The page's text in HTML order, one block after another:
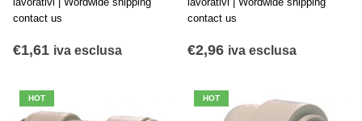
contact us
€1,61 iva esclusa
contact us
€2,96 iva esclusa
HOT HOT